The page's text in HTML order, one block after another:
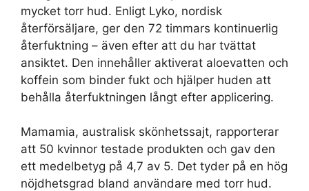
mycket torr hud. Enligt Lyko, nordisk
återförsäljare, ger den 72 timmars kontinuerlig
återfuktning – även efter att du har tvättat
ansiktet. Den innehåller aktiverat aloevatten och
koffein som binder fukt och hjälper huden att
behålla återfuktningen långt efter applicering.
Mamamia, australisk skönhetssajt, rapporterar
att 50 kvinnor testade produkten och gav den
ett medelbetyg på 4,7 av 5. Det tyder på en hög
nöjdhetsgrad bland användare med torr hud.